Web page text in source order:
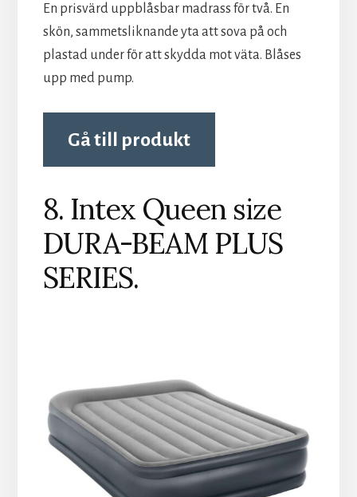
En prisvärd uppblåsbar madrass för två. En
skön, sammetsliknande yta att sova på och
plastad under för att skydda mot väta. Blåses
upp med pump.
Gå till produkt
8. Intex Queen size
DURA-BEAM PLUS
SERIES.